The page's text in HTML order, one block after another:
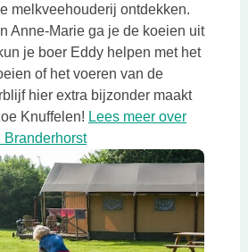
melkveehouderij ontdekken.
Anne-Marie ga je de koeien uit
je boer Eddy helpen met het
of het voeren van de
hier extra bijzonder maakt
Knuffelen! Lees meer over
BranderhorstDeze link opent in een